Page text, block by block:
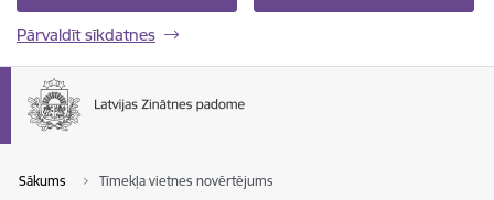
Pārvaldīt sīkdatnes
Sākums Tīmekļa vietnes novērtējums